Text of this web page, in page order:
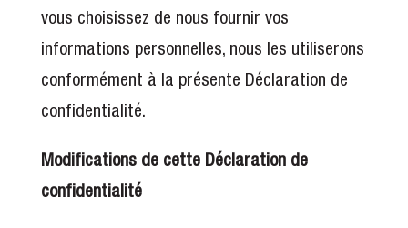
vous choisissez de nous fournir vos
informations personnelles, nous les utiliserons
conformément à la présente Déclaration de
confidentialité.
Modifications de cette Déclaration de
confidentialité